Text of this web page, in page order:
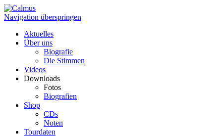
Navigation überspringen
Aktuelles
Über uns
Biografie
Die Stimmen
Videos
Downloads
Fotos
Biografien
Shop
CDs
Noten
Tourdaten